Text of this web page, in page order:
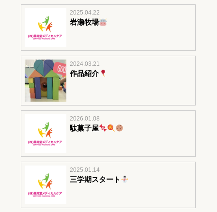
2025.04.22
岩瀬牧場
2024.03.21
作品紹介
2026.01.08
駄菓子屋
2025.01.14
三学期スタート